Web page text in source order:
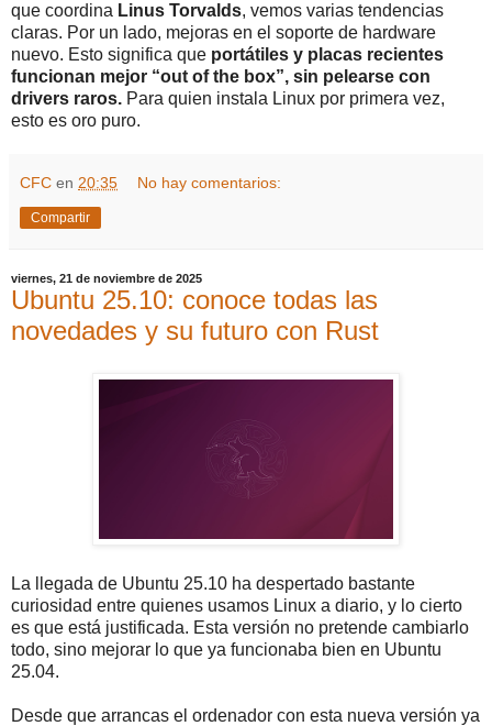
que coordina Linus Torvalds, vemos varias tendencias
claras. Por un lado, mejoras en el soporte de hardware
nuevo. Esto significa que portátiles y placas recientes
funcionan mejor “out of the box”, sin pelearse con
drivers raros. Para quien instala Linux por primera vez,
esto es oro puro.
CFC en 20:35 No hay comentarios:
Compartir
viernes, 21 de noviembre de 2025
Ubuntu 25.10: conoce todas las
novedades y su futuro con Rust
La llegada de Ubuntu 25.10 ha despertado bastante
curiosidad entre quienes usamos Linux a diario, y lo cierto
es que está justificada. Esta versión no pretende cambiarlo
todo, sino mejorar lo que ya funcionaba bien en Ubuntu
25.04.
Desde que arrancas el ordenador con esta nueva versión ya